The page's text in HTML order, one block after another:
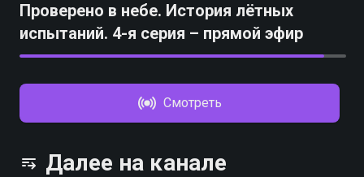
Проверено в небе. История лётных
испытаний. 4-я серия – прямой эфир
Смотреть
Далее на канале